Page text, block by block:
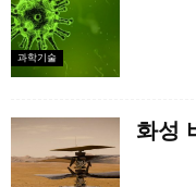
과학기술
화성